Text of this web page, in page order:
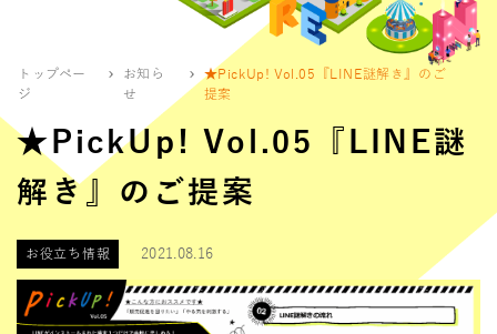
トップペー
ジ
お知ら
せ
★PickUp! Vol.05『LINE謎解き』のご
提案
★PickUp! Vol.05『LINE謎
解き』のご提案
お役立ち情報 2021.08.16